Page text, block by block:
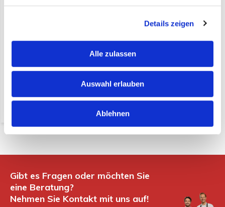
Details zeigen
Alle zulassen
Auswahl erlauben
Ablehnen
Gibt es Fragen oder möchten Sie
eine Beratung?
Nehmen Sie Kontakt mit uns auf!